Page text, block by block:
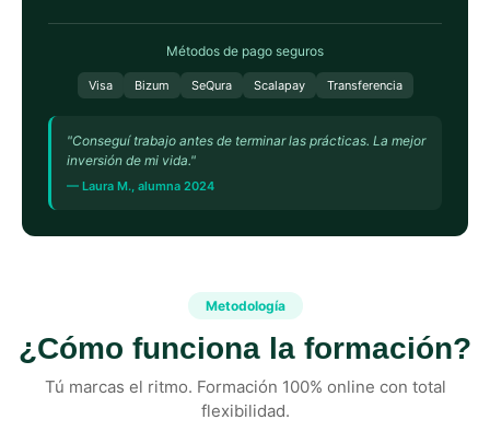
Métodos de pago seguros
Visa Bizum SeQura Scalapay Transferencia
"Conseguí trabajo antes de terminar las prácticas. La mejor
inversión de mi vida."
— Laura M., alumna 2024
Metodología
¿Cómo funciona la formación?
Tú marcas el ritmo. Formación 100% online con total
flexibilidad.